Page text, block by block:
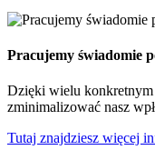
Pracujemy świadomie
Dzięki wielu konkretnym
zminimalizować nasz
Tutaj znajdziesz więcej